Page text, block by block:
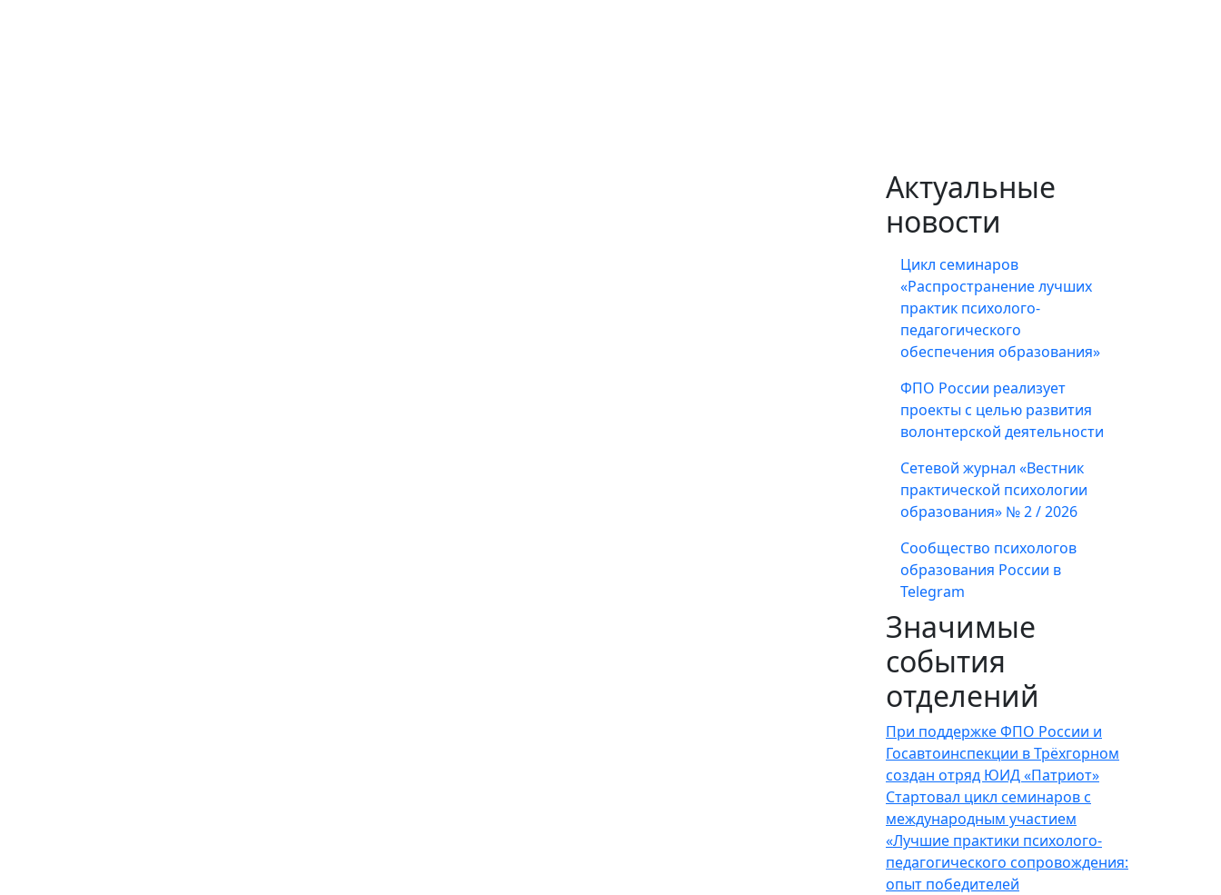
Актуальные
новости
Цикл семинаров
«Распространение лучших
практик психолого-
педагогического
обеспечения образования»
ФПО России реализует
проекты с целью развития
волонтерской деятельности
Сетевой журнал «Вестник
практической психологии
образования» № 2 / 2026
Сообщество психологов
образования России в
Telegram
Значимые
события
отделений
При поддержке ФПО России и
Госавтоинспекции в Трёхгорном
создан отряд ЮИД «Патриот»
Стартовал цикл семинаров с
международным участием
«Лучшие практики психолого-
педагогического сопровождения:
опыт победителей